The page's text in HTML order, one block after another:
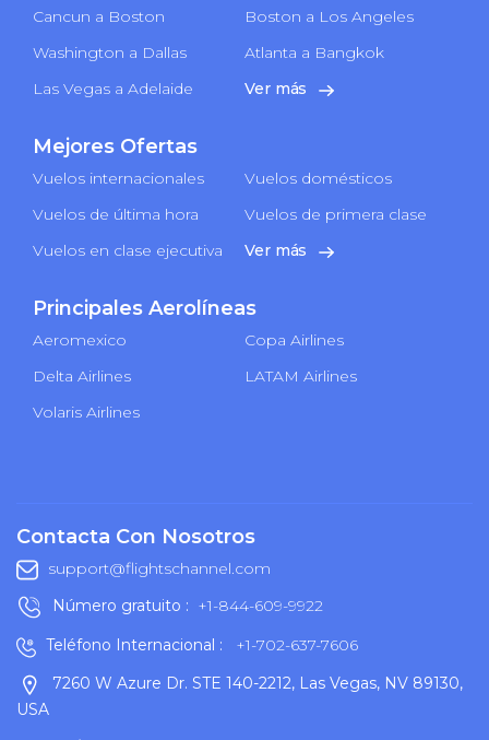
Cancun a Boston
Boston a Los Angeles
Washington a Dallas
Atlanta a Bangkok
Las Vegas a Adelaide
Ver más
Mejores Ofertas
Vuelos internacionales
Vuelos domésticos
Vuelos de última hora
Vuelos de primera clase
Vuelos en clase ejecutiva
Ver más
Principales Aerolíneas
Aeromexico
Copa Airlines
Delta Airlines
LATAM Airlines
Volaris Airlines
Contacta Con Nosotros
support@flightschannel.com
Número gratuito : +1-844-609-9922
Teléfono Internacional :
+1-702-637-7606
7260 W Azure Dr. STE 140-2212, Las Vegas, NV 89130,
USA